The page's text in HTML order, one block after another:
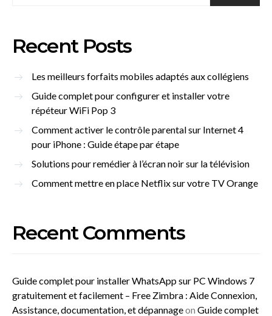
Recent Posts
Les meilleurs forfaits mobiles adaptés aux collégiens
Guide complet pour configurer et installer votre
répéteur WiFi Pop 3
Comment activer le contrôle parental sur Internet 4
pour iPhone : Guide étape par étape
Solutions pour remédier à l’écran noir sur la télévision
Comment mettre en place Netflix sur votre TV Orange
Recent Comments
Guide complet pour installer WhatsApp sur PC Windows 7
gratuitement et facilement – Free Zimbra : Aide Connexion,
Assistance, documentation, et dépannageon Guide complet